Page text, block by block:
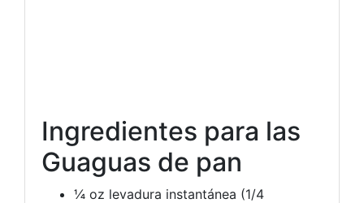
Ingredientes para las
Guaguas de pan
¼ oz levadura instantánea (1/4